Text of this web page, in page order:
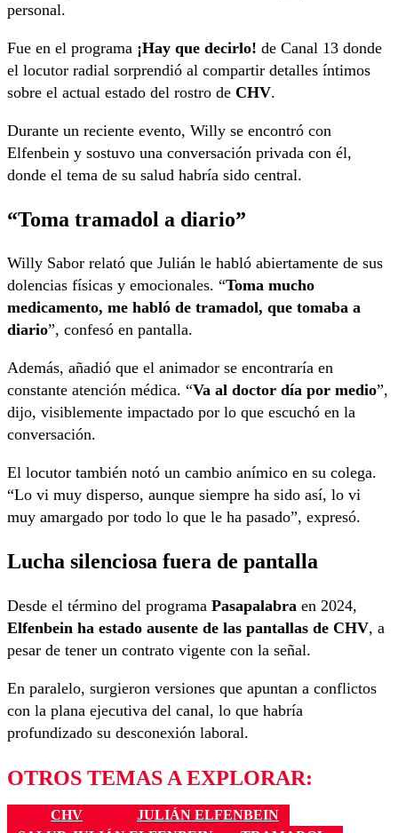
personal.
Fue en el programa ¡Hay que decirlo! de Canal 13 donde
el locutor radial sorprendió al compartir detalles íntimos
sobre el actual estado del rostro de CHV.
Durante un reciente evento, Willy se encontró con
Elfenbein y sostuvo una conversación privada con él,
donde el tema de su salud habría sido central.
“Toma tramadol a diario”
Willy Sabor relató que Julián le habló abiertamente de sus
dolencias físicas y emocionales. “Toma mucho
medicamento, me habló de tramadol, que tomaba a
diario”, confesó en pantalla.
Además, añadió que el animador se encontraría en
constante atención médica. “Va al doctor día por medio”,
dijo, visiblemente impactado por lo que escuchó en la
conversación.
El locutor también notó un cambio anímico en su colega.
“Lo vi muy disperso, aunque siempre ha sido así, lo vi
muy amargado por todo lo que le ha pasado”, expresó.
Lucha silenciosa fuera de pantalla
Desde el término del programa Pasapalabra en 2024,
Elfenbein ha estado ausente de las pantallas de CHV, a
pesar de tener un contrato vigente con la señal.
En paralelo, surgieron versiones que apuntan a conflictos
con la plana ejecutiva del canal, lo que habría
profundizado su desconexión laboral.
OTROS TEMAS A EXPLORAR:
CHV
JULIÁN ELFENBEIN